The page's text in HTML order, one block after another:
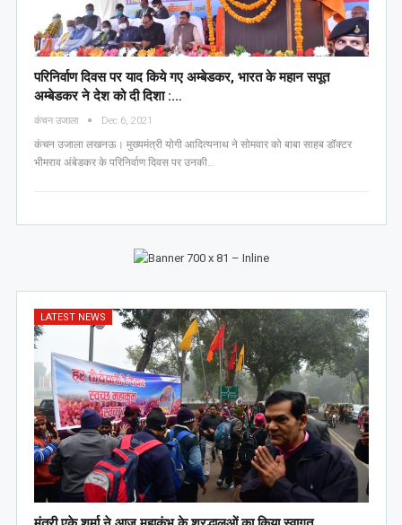
परिनिर्वाण दिवस पर याद किये गए अम्बेडकर, भारत के महान सपूत
अम्बेडकर ने देश को दी दिशा :…
कंचन उजाला Dec 6, 2021
कंचन उजाला लखनऊ। मुख्यमंत्री योगी आदित्यनाथ ने सोमवार को बाबा साहब डॉक्टर
भीमराव अंबेडकर के परिनिर्वाण दिवस पर उनकी…
LATEST NEWS